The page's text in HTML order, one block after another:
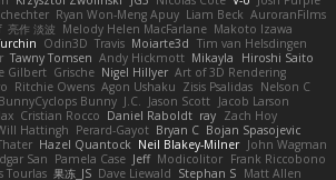
Ryan Won-Meng Apuy Liam Beck AuroranFilms
亮作 淡波 Melody Helen MacFarlane Makoto Izawa
Odin3D Travis Moiarte3d Tim van Helsdingen
Tawny Tomsen Andy Hickmott Mikayla
Hiroshi Saito
Gilbert Grische Nigel Hillyer Art of 3D Rendering
Ritchie Owens Agon Ushaku Zisis Psalidas Nelson C
BunnyCyclops Bunny J.C. Jason Scott Jacob Larson
Cristian Rocco Daniel Raboldt ray Zach Hoy
Hattingh Perard-Gayot Bryan C Bojan Spasojevic
Hazel Quantock Neil Blakey-Milner John Wagman
San Pamela Case Jeff Modicolitor Frank Riccobono
Tourlas 果冻_JS Dave Liewald Stephan S Matt Allen